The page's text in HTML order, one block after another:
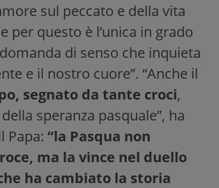
sul peccato e della vita
per questo è l’unica in grado
di senso che inquieta
e il nostro cuore”. “Anche il
segnato da tante croci,
speranza pasquale”, ha
Papa: “la Pasqua non
ma la vince nel duello
ha cambiato la storia